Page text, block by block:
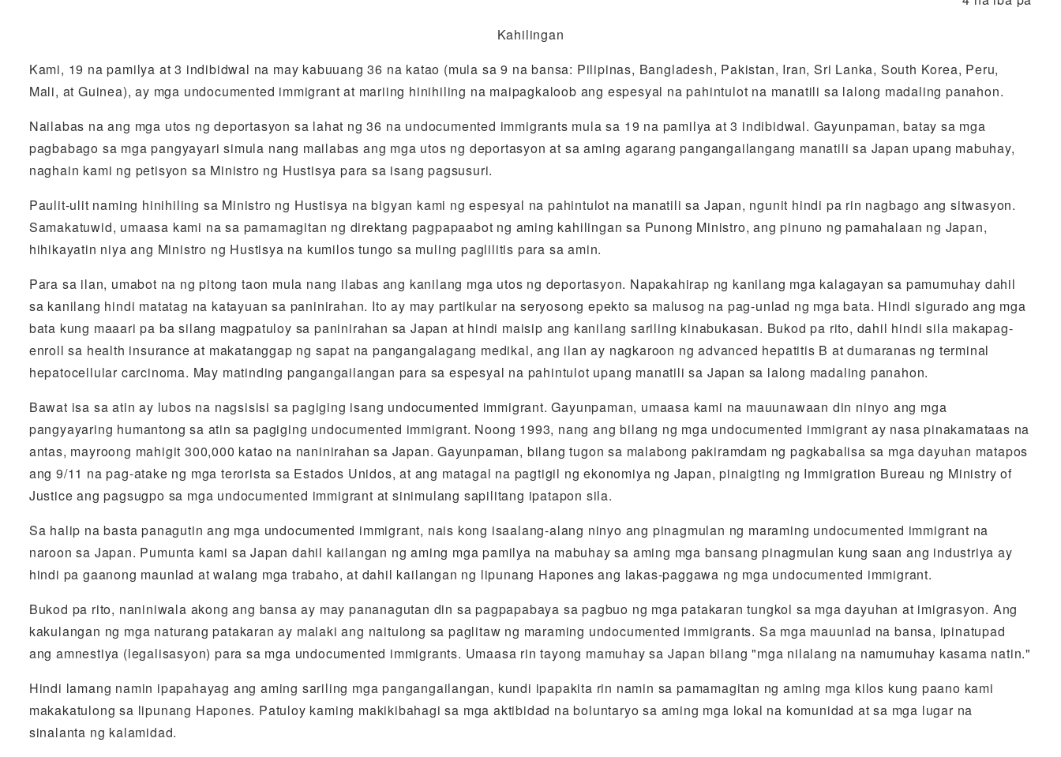
Kahilingan
Kami, 19 na pamilya at 3 indibidwal na may kabuuang 36 na katao (mula sa 9 na bansa: Pilipinas, Bangladesh, Pakistan, Iran, Sri Lanka, South Korea, Peru,
Mali, at Guinea), ay mga undocumented immigrant at mariing hinihiling na maipagkaloob ang espesyal na pahintulot na manatili sa lalong madaling panahon.
Nailabas na ang mga utos ng deportasyon sa lahat ng 36 na undocumented immigrants mula sa 19 na pamilya at 3 indibidwal. Gayunpaman, batay sa mga
pagbabago sa mga pangyayari simula nang mailabas ang mga utos ng deportasyon at sa aming agarang pangangailangang manatili sa Japan upang mabuhay,
naghain kami ng petisyon sa Ministro ng Hustisya para sa isang pagsusuri.
Paulit-ulit naming hinihiling sa Ministro ng Hustisya na bigyan kami ng espesyal na pahintulot na manatili sa Japan, ngunit hindi pa rin nagbago ang sitwasyon.
Samakatuwid, umaasa kami na sa pamamagitan ng direktang pagpapaabot ng aming kahilingan sa Punong Ministro, ang pinuno ng pamahalaan ng Japan,
hihikayatin niya ang Ministro ng Hustisya na kumilos tungo sa muling paglilitis para sa amin.
Para sa ilan, umabot na ng pitong taon mula nang ilabas ang kanilang mga utos ng deportasyon. Napakahirap ng kanilang mga kalagayan sa pamumuhay dahil
sa kanilang hindi matatag na katayuan sa paninirahan. Ito ay may partikular na seryosong epekto sa malusog na pag-unlad ng mga bata. Hindi sigurado ang mga
bata kung maaari pa ba silang magpatuloy sa paninirahan sa Japan at hindi maisip ang kanilang sariling kinabukasan. Bukod pa rito, dahil hindi sila makapag-
enroll sa health insurance at makatanggap ng sapat na pangangalagang medikal, ang ilan ay nagkaroon ng advanced hepatitis B at dumaranas ng terminal
hepatocellular carcinoma. May matinding pangangailangan para sa espesyal na pahintulot upang manatili sa Japan sa lalong madaling panahon.
Bawat isa sa atin ay lubos na nagsisisi sa pagiging isang undocumented immigrant. Gayunpaman, umaasa kami na mauunawaan din ninyo ang mga
pangyayaring humantong sa atin sa pagiging undocumented immigrant. Noong 1993, nang ang bilang ng mga undocumented immigrant ay nasa pinakamataas na
antas, mayroong mahigit 300,000 katao na naninirahan sa Japan. Gayunpaman, bilang tugon sa malabong pakiramdam ng pagkabalisa sa mga dayuhan matapos
ang 9/11 na pag-atake ng mga terorista sa Estados Unidos, at ang matagal na pagtigil ng ekonomiya ng Japan, pinaigting ng Immigration Bureau ng Ministry of
Justice ang pagsugpo sa mga undocumented immigrant at sinimulang sapilitang ipatapon sila.
Sa halip na basta panagutin ang mga undocumented immigrant, nais kong isaalang-alang ninyo ang pinagmulan ng maraming undocumented immigrant na
naroon sa Japan. Pumunta kami sa Japan dahil kailangan ng aming mga pamilya na mabuhay sa aming mga bansang pinagmulan kung saan ang industriya ay
hindi pa gaanong maunlad at walang mga trabaho, at dahil kailangan ng lipunang Hapones ang lakas-paggawa ng mga undocumented immigrant.
Bukod pa rito, naniniwala akong ang bansa ay may pananagutan din sa pagpapabaya sa pagbuo ng mga patakaran tungkol sa mga dayuhan at imigrasyon. Ang
kakulangan ng mga naturang patakaran ay malaki ang naitulong sa paglitaw ng maraming undocumented immigrants. Sa mga mauunlad na bansa, ipinatupad
ang amnestiya (legalisasyon) para sa mga undocumented immigrants. Umaasa rin tayong mamuhay sa Japan bilang "mga nilalang na namumuhay kasama natin."
Hindi lamang namin ipapahayag ang aming sariling mga pangangailangan, kundi ipapakita rin namin sa pamamagitan ng aming mga kilos kung paano kami
makakatulong sa lipunang Hapones. Patuloy kaming makikibahagi sa mga aktibidad na boluntaryo sa aming mga lokal na komunidad at sa mga lugar na
sinalanta ng kalamidad.